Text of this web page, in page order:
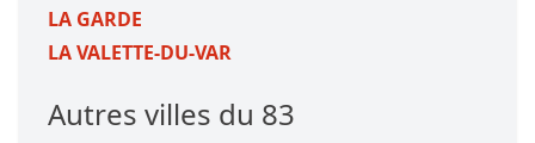
LA GARDE
LA VALETTE-DU-VAR
Autres villes du 83